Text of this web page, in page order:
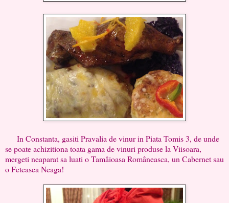
In Constanta, gasiti Pravalia de vinur in Piata Tomis 3, de unde
se poate achizitiona toata gama de vinuri produse la Viisoara,
mergeti neaparat sa luati o Tamâioasa Româneasca, un Cabernet sau
o Feteasca Neaga!